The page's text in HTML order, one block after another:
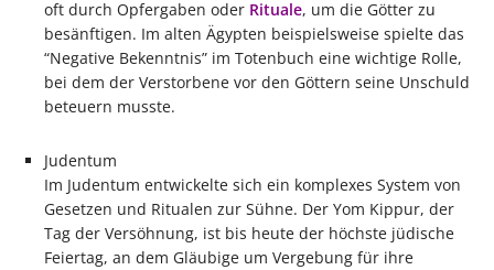
oft durch Opfergaben oder Rituale, um die Götter zu
besänftigen. Im alten Ägypten beispielsweise spielte das
“Negative Bekenntnis” im Totenbuch eine wichtige Rolle,
bei dem der Verstorbene vor den Göttern seine Unschuld
beteuern musste.
Judentum
Im Judentum entwickelte sich ein komplexes System von
Gesetzen und Ritualen zur Sühne. Der Yom Kippur, der
Tag der Versöhnung, ist bis heute der höchste jüdische
Feiertag, an dem Gläubige um Vergebung für ihre